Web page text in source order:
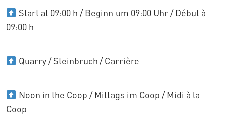
Start at 09:00 h / Beginn um 09:00 Uhr / Début à
09:00 h
Quarry / Steinbruch / Carrière
Noon in the Coop / Mittags im Coop / Midi à la
Coop